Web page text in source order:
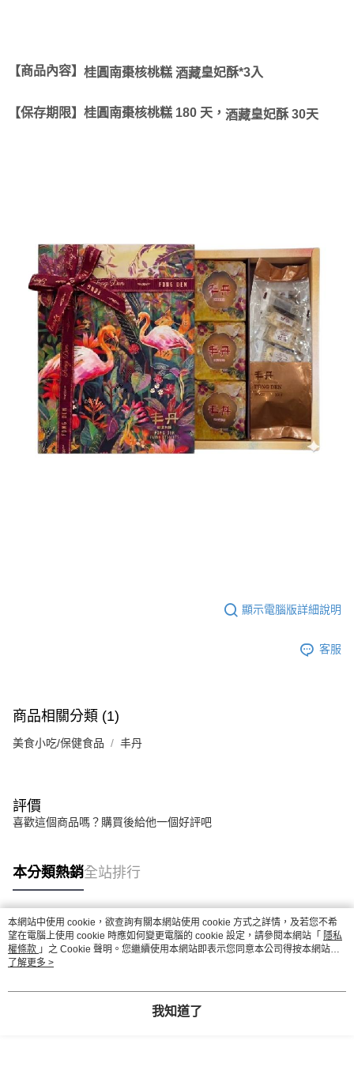
【商品內容】 桂圓南棗核桃糕 酒藏皇妃酥*3入
【保存期限】 桂圓南棗核桃糕 180 天， 酒藏皇妃酥30天
顯示電腦版詳細說明
客服
商品相關分類 (1)
美食小吃/保健食品 丰丹
評價
喜歡這個商品嗎？購買後給他一個好評吧
本分類熱銷全站排行
熱門標籤
本網站中使用 cookie，欲查詢有關本網站使用 cookie 方式之詳情，及若您不希
望在電腦上使用 cookie 時應如何變更電腦的 cookie 設定，請參閱本網站「 隱私
權條款 」之 Cookie 聲明。您繼續使用本網站即表示您同意本公司得按本網站使
用條款之 Cookie 聲明使用 cookie。
了解更多 >
我知道了